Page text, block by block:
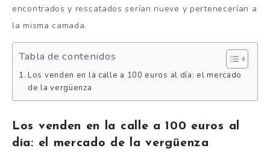
encontrados y rescatados serían nueve y pertenecerían a
la misma camada.
Tabla de contenidos
Los venden en la calle a 100 euros al día: el mercado
de la vergüenza
Los venden en la calle a 100 euros al
día: el mercado de la vergüenza